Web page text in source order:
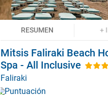
RESUMEN +
Mitsis Faliraki Beach
Spa - All Inclusive
Faliraki